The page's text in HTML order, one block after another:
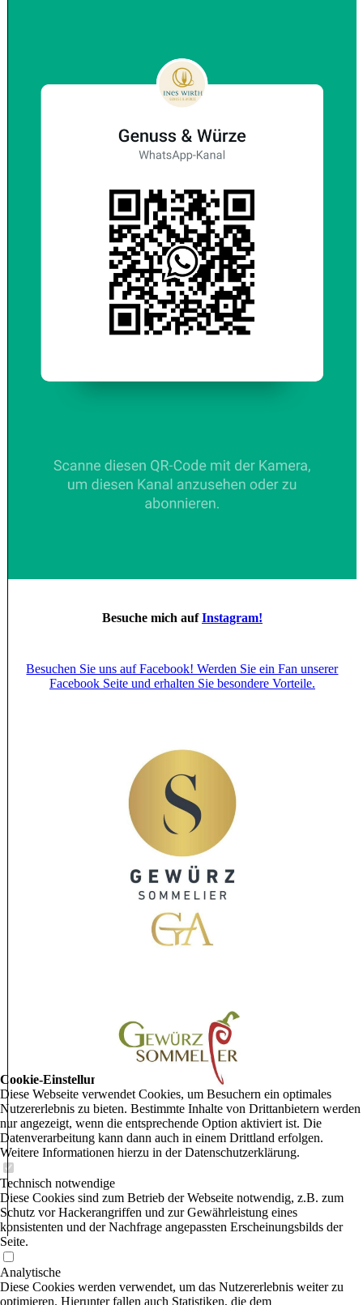
Besuche mich aufInstagram!
Besuchen Sie uns auf Facebook! Werden Sie ein Fan unserer
Facebook Seite und erhalten Sie besondere Vorteile.
Cookie-Einstellungen
Diese Webseite verwendet Cookies, um Besuchern ein optimales
Nutzererlebnis zu bieten. Bestimmte Inhalte von Drittanbietern werden
nur angezeigt, wenn die entsprechende Option aktiviert ist. Die
Datenverarbeitung kann dann auch in einem Drittland erfolgen.
Weitere Informationen hierzu in der Datenschutzerklärung.
Technisch notwendige
Diese Cookies sind zum Betrieb der Webseite notwendig, z.B. zum
Schutz vor Hackerangriffen und zur Gewährleistung eines
konsistenten und der Nachfrage angepassten Erscheinungsbilds der
Seite.
Analytische
Diese Cookies werden verwendet, um das Nutzererlebnis weiter zu
optimieren. Hierunter fallen auch Statistiken, die dem